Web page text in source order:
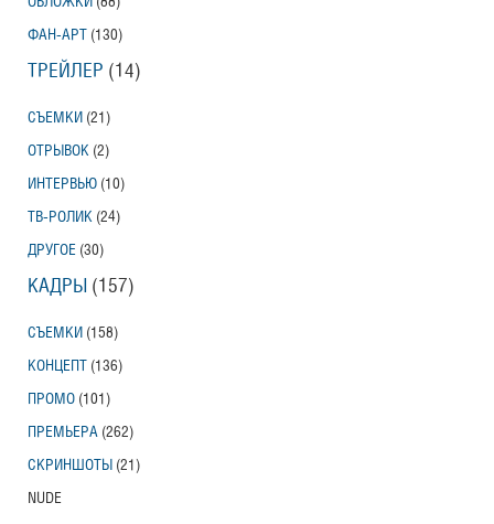
ФАН-АРТ (130)
ТРЕЙЛЕР (14)
СЪЕМКИ (21)
ОТРЫВОК (2)
ИНТЕРВЬЮ (10)
ТВ-РОЛИК (24)
ДРУГОЕ (30)
КАДРЫ (157)
СЪЕМКИ (158)
КОНЦЕПТ (136)
ПРОМО (101)
ПРЕМЬЕРА (262)
СКРИНШОТЫ (21)
NUDE